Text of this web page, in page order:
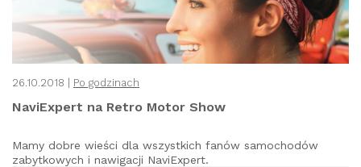
26.10.2018 | Po godzinach
NaviExpert na Retro Motor Show
Mamy dobre wieści dla wszystkich fanów samochodów
zabytkowych i nawigacji NaviExpert.